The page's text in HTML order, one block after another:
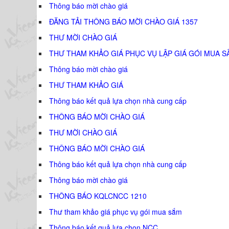
Thông báo mời chào giá
ĐĂNG TẢI THÔNG BÁO MỜI CHÀO GIÁ 1357
THƯ MỜI CHÀO GIÁ
THƯ THAM KHẢO GIÁ PHỤC VỤ LẬP GIÁ GÓI MUA
Thông báo mời chào giá
THƯ THAM KHẢO GIÁ
Thông báo kết quả lựa chọn nhà cung cấp
THÔNG BÁO MỜI CHÀO GIÁ
THƯ MỜI CHÀO GIÁ
THÔNG BÁO MỜI CHÀO GIÁ
Thông báo kết quả lựa chọn nhà cung cấp
Thông báo mời chào giá
THÔNG BÁO KQLCNCC 1210
Thư tham khảo giá phục vụ gói mua sắm